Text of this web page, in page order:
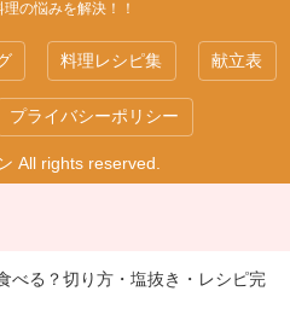
の悩みを解決！！
料理レシピ集 献立表
プライバシーポリシー
All rights reserved.
べる？切り方・塩抜き・レシピ完